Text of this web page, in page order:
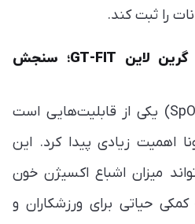
را ثبت کند.
بررسی ساعت هوشمند گرین لاین GT-FIT؛ سنجش
سنجش اکسیژن خون (SpO₂) یکی از قابلیت‌هایی است
اهمیت زیادی پیدا کرد. این
میزان اشباع اکسیژن خون
کمکی حیاتی برای ورزشکاران و